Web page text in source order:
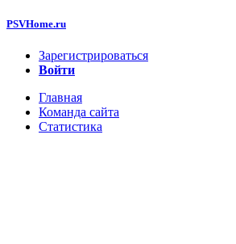
PSVHome.ru
Зарегистрироваться
Войти
Главная
Команда сайта
Статистика